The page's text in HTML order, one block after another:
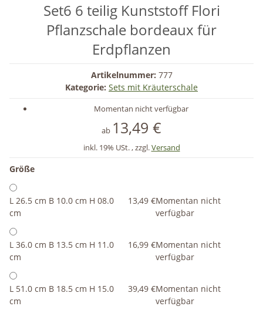
Set6 6 teilig Kunststoff Flori
Pflanzschale bordeaux für
Erdpflanzen
Artikelnummer: 777
Kategorie: Sets mit Kräuterschale
Momentan nicht verfügbar
ab 13,49 €
inkl. 19% USt. , zzgl.Versand
Größe
L 26.5 cm B 10.0 cm H 08.0
cm
13,49 €Momentan nicht
verfügbar
L 36.0 cm B 13.5 cm H 11.0
cm
16,99 €Momentan nicht
verfügbar
L 51.0 cm B 18.5 cm H 15.0
cm
39,49 €Momentan nicht
verfügbar